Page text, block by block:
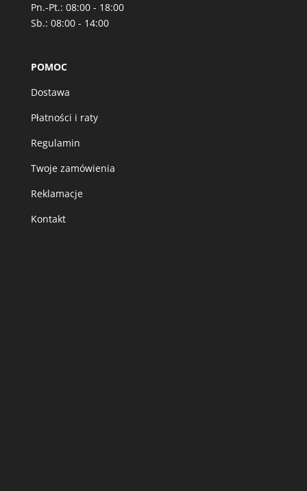
Pn.-Pt.: 08:00 - 18:00
Sb.: 08:00 - 14:00
POMOC
Dostawa
Płatności i raty
Regulamin
Twoje zamówienia
Reklamacje
Kontakt